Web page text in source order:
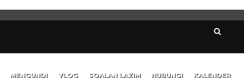
MENGUNDI VLOG SOALAN LAZIM HUBUNGI KALENDER